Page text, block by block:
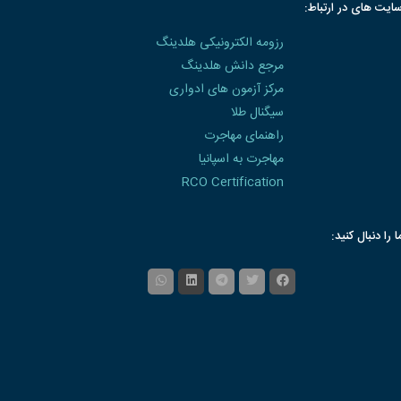
های در ارتباط:
رزومه الکترونیکی هلدینگ
مرجع دانش هلدینگ
مرکز آزمون های ادواری
سیگنال طلا
راهنمای مهاجرت
مهاجرت به اسپانیا
RCO Certification
را دنبال کنید: